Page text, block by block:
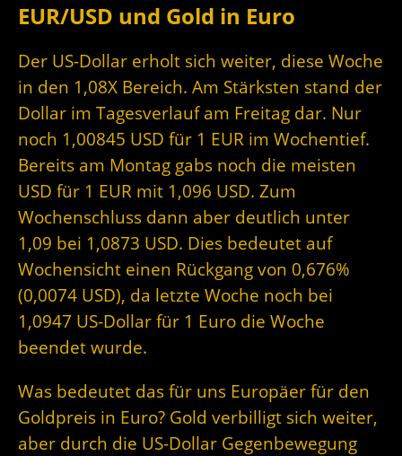
EUR/USD und Gold in Euro
Der US-Dollar erholt sich weiter, diese Woche
in den 1,08X Bereich. Am Stärksten stand der
Dollar im Tagesverlauf am Freitag dar. Nur
noch 1,00845 USD für 1 EUR im Wochentief.
Bereits am Montag gabs noch die meisten
USD für 1 EUR mit 1,096 USD. Zum
Wochenschluss dann aber deutlich unter
1,09 bei 1,0873 USD. Dies bedeutet auf
Wochensicht einen Rückgang von 0,676%
(0,0074 USD), da letzte Woche noch bei
1,0947 US-Dollar für 1 Euro die Woche
beendet wurde.
Was bedeutet das für uns Europäer für den
Goldpreis in Euro? Gold verbilligt sich weiter,
aber durch die US-Dollar Gegenbewegung